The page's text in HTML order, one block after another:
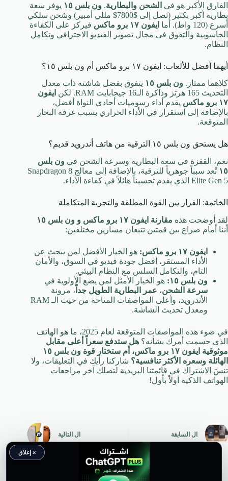
الفارق الأكبر هو في الشحن والبطارية. ون بلس ١٥
يوفر سعة
بطارية أكبر بكثير (تصل إلى $7800$
مللي أمبير) وشحن سلكي
أسرع (120 واط). أما
ايفون ١٧ برو ماكس
فيركز على الكفاءة
الحاسوبية والتفوق في مجال تصوير الفيديو الاحترافي وتكامل
النظام.
أيهما أفضل للألعاب: ايفون ١٧ برو ماكس أم ون بلس ١٥؟
كلاهما ممتاز. ون بلس ١٥
يتفوق بفضل شاشته ذات معدل
التحديث 165 هرتز وذاكرة الـ16 جيجابايت RAM. لكن
ايفون
١٧ برو ماكس
يقدم أداء رسوميات أحادي النواة أفضل،
بالإضافة إلى استقرار في الأداء الحراري بسبب غرفة البخار
المتوقعة.
هل يستحق ون بلس ١٥ الترقية من هاتف أندرويد قديم؟
نعم، القفزة في سعة البطارية وسرعة الشحن في ون بلس
١٥
تُعد سبباً جوهرياً للترقية، بالإضافة إلى معالج Snapdragon 8
Elite Gen 5 الذي يقدم تحسيناً هائلاً في كفاءة الأداء.
الخاتمة: القرار بين القوة المطلقة والتجربة المتكاملة
لقد أوضحت هذه مقارنة ايفون ١٧ برو ماكس و ون بلس ١٥
أننا أمام صراع بين قمتين تتبعان مسارين مختلفين:
ايفون ١٧ برو ماكس:
هو الخيار الأفضل لمن يبحث عن
الأداء المستقر، أفضل جودة فيديو في السوق، والأمان
التام، والتكامل السلس مع النظام البيئي.
ون بلس ١٥:
هو الخيار الأمثل لمن يضع الأولوية في
سرعة الشحن، عمر البطارية الطويل جداً ، مرونة
الأندرويد، وأعلى المواصفات المتاحة من حيث الـ RAM
ومعدل تحديث الشاشة.
في ضوء هذه المواصفات المتوقعة لعام 2025، ما هو الهاتف
الذي حسمت أمرك بشأنه؟ هل ستدفع سعراً أعلى مقابل
موثوقية ايفون ١٧ برو ماكس، أم ستختار قوة ون بلس ١٥
الهائلة وسعره الأكثر تنافسية؟ شاركنا رأيك في التعليقات، ولا
تنسَ الاشتراك في قائمتنا البريدية لتصلك آخر مراجعات
الهواتف الذكية أولاً بأول!
ال السابقة ال التالية
× إغلاق